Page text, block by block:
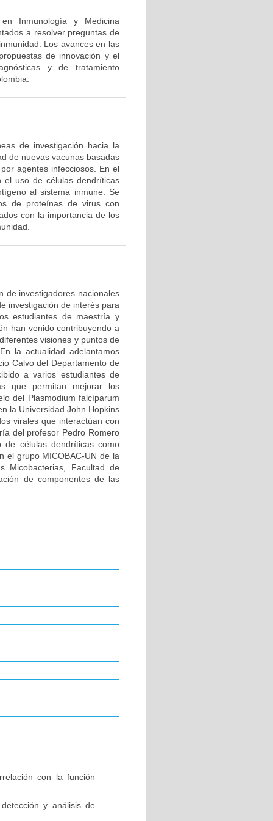
Inmunología y Medicina
a resolver preguntas de
Los avances en las
de innovación y el
y de tratamiento
de investigación hacia la
de nuevas vacunas basadas
agentes infecciosos. En el
el uso de células dendríticas
al sistema inmune. Se
de proteínas de virus con
con la importancia de los
de investigadores nacionales
investigación de interés para
estudiantes de maestría y
han venido contribuyendo a
visiones y puntos de
la actualidad adelantamos
Calvo del Departamento de
a varios estudiantes de
que permitan mejorar los
del Plasmodium falcíparum
la Universidad John Hopkins
virales que interactúan con
del profesor Pedro Romero
células dendríticas como
el grupo MICOBAC-UN de la
Micobacterias, Facultad de
de componentes de las
con la función
y análisis de